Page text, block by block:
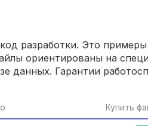
разработки. Это примеры
ориентированы на
данных. Гарантии
Купить